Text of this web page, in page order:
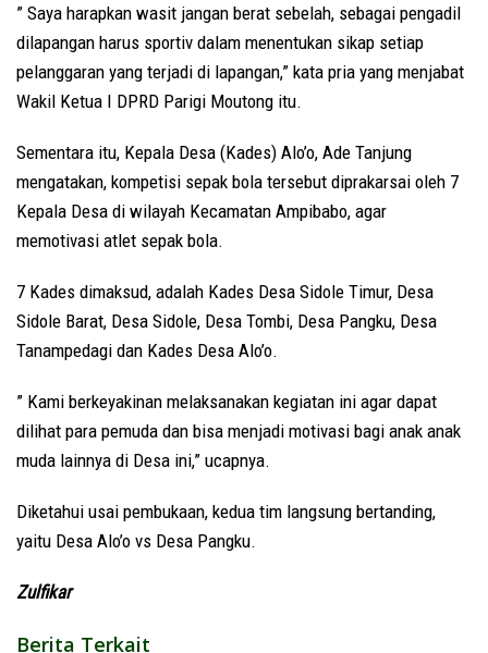
” Saya harapkan wasit jangan berat sebelah, sebagai pengadil
dilapangan harus sportiv dalam menentukan sikap setiap
pelanggaran yang terjadi di lapangan,” kata pria yang menjabat
Wakil Ketua I DPRD Parigi Moutong itu.
Sementara itu, Kepala Desa (Kades) Alo’o, Ade Tanjung
mengatakan, kompetisi sepak bola tersebut diprakarsai oleh 7
Kepala Desa di wilayah Kecamatan Ampibabo, agar
memotivasi atlet sepak bola.
7 Kades dimaksud, adalah Kades Desa Sidole Timur, Desa
Sidole Barat, Desa Sidole, Desa Tombi, Desa Pangku, Desa
Tanampedagi dan Kades Desa Alo’o.
” Kami berkeyakinan melaksanakan kegiatan ini agar dapat
dilihat para pemuda dan bisa menjadi motivasi bagi anak anak
muda lainnya di Desa ini,” ucapnya.
Diketahui usai pembukaan, kedua tim langsung bertanding,
yaitu Desa Alo’o vs Desa Pangku.
Zulfikar
Berita Terkait